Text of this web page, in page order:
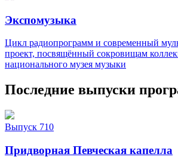
Экспомузыка
Цикл радиопрограмм и современный
проект, посвящённый сокровищам
национального музея музыки
Последние выпуски
Выпуск 710
Придворная Певческая капелла